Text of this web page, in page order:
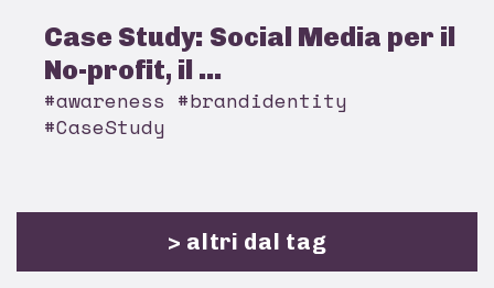
Case Study: Social Media per il
No-profit, il ...
#awareness #brandidentity
#CaseStudy
> altri dal tag